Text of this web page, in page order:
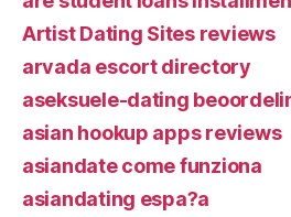
Artist Dating Sites reviews
arvada escort directory
aseksuele-dating
asian hookup apps reviews
asiandate come funziona
asiandating espa?a